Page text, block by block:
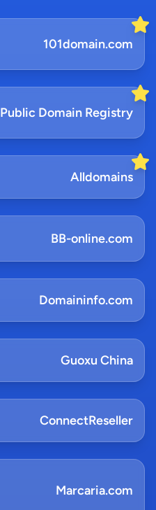
101domain.com
Public Domain Registry
Alldomains
BB-online.com
Domaininfo.com
Guoxu China
ConnectReseller
Marcaria.com